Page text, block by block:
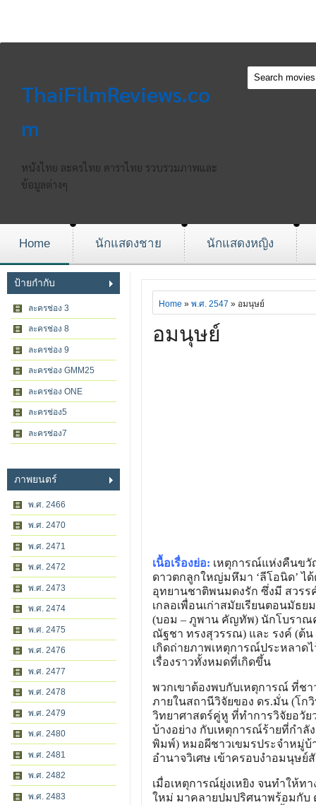
ThaiFilmReviews.co
m
หนังไทย ละครไทย ดาราไทย รวบรวมภาพและ
ข้อมูลต่างๆ
Home นักแสดงชาย นักแสดงหญิง
ป้ายกำกับ
ละครช่อง 3
ละครช่อง 8
ละครช่อง 9
ละครช่อง GMM25
ละครช่อง ONE
ละครช่อง5
ละครช่อง7
ภาพยนตร์
พ.ศ. 2466
พ.ศ. 2470
พ.ศ. 2471
พ.ศ. 2472
พ.ศ. 2473
พ.ศ. 2474
พ.ศ. 2475
พ.ศ. 2476
พ.ศ. 2477
พ.ศ. 2478
พ.ศ. 2479
พ.ศ. 2480
พ.ศ. 2481
พ.ศ. 2482
พ.ศ. 2483
Home » พ.ศ. 2547 » อมนุษย์
อมนุษย์
เนื้อเรื่องย่อ: เหตุการณ์แห่งคืนขวั
ดาวตกลูกใหญ่มหึมา ‘ลีโอนิด’ ไ
อุทยานชาติพนมดงรัก ซึ่งมี สวรร
เกลอเพื่อนเก่าสมัยเรียนตอนมัธ
(บอม – ภูพาน คัญทัพ) นักโบราณ
ณัฐชา ทรงสุวรรณ) และ รงค์ (ต้
เกิดถ่ายภาพเหตุการณ์ประหลาด
เรื่องราวทั้งหมดที่เกิดขึ้น
พวกเขาต้องพบกับเหตุการณ์ ที่ช
ภายในสถานีวิจัยของ ดร.มั่น (โก
วิทยาศาสตร์คู่หู ที่ทำการวิจัยอวั
บ้างอย่าง กับเหตุการณ์ร้ายที่กำ
พิมพ์) หมอผีชาวเขมรประจำหมู่บ้
อำนาจวิเศษ เข้าครอบงำอมนุษ
เมื่อเหตุการณ์ยุ่งเหยิง จนทำให้ท
ใหม่ มาคลายปมปริศนาพร้อมกับ